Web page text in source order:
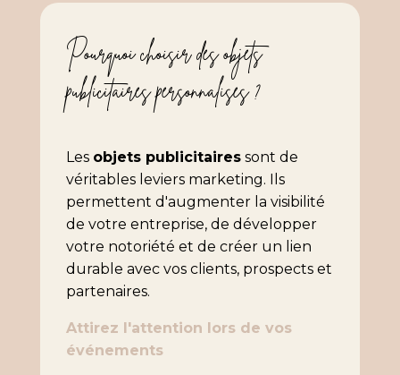
Pourquoi choisir des objets
publicitaires personnalisés ?
Les objets publicitairessont de
véritables leviers marketing. Ils
permettent d'augmenter la visibilité
de votre entreprise, de développer
votre notoriété et de créer un lien
durable avec vos clients, prospects et
partenaires.
Attirez l'attention lors de vos
événements